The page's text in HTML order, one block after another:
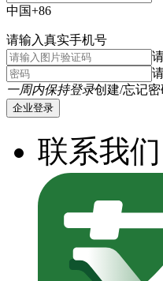
中国+86
请输入真实手机号
一周内保持登录创建/忘记密
企业登录
联系我们